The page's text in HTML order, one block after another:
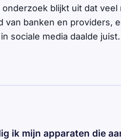
blijkt uit dat
van banken en providers,
sociale media daalde juist.
ik mijn apparaten die